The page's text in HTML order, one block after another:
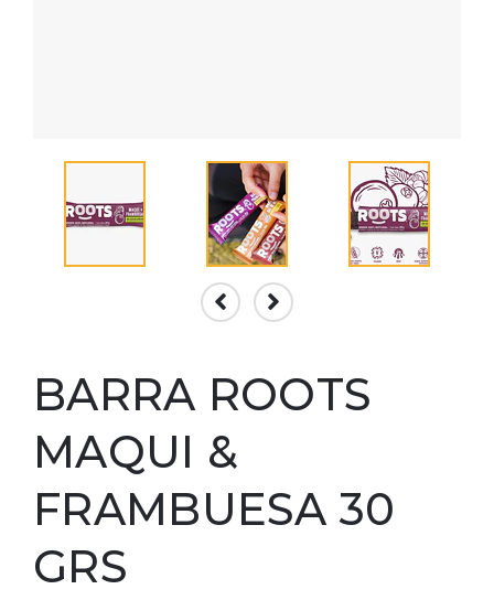
BARRA ROOTS
MAQUI &
FRAMBUESA 30
GRS